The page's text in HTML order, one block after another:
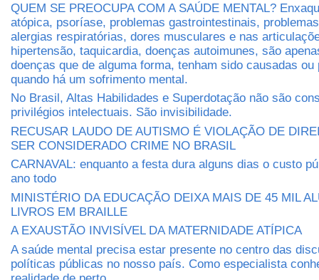
QUEM SE PREOCUPA COM A SAÚDE MENTAL?
atópica, psoríase, problemas gastrointestinais,
alergias respiratórias, dores musculares e nas
hipertensão, taquicardia, doenças autoimunes, são
doenças que de alguma forma, tenham sido causadas ou
quando há um sofrimento mental.
No Brasil, Altas Habilidades e Superdotação não são
privilégios intelectuais. São invisibilidade.
RECUSAR LAUDO DE AUTISMO É VIOLAÇÃO DE
SER CONSIDERADO CRIME NO BRASIL
CARNAVAL: enquanto a festa dura alguns dias o custo
ano todo
MINISTÉRIO DA EDUCAÇÃO DEIXA MAIS DE 45 MIL
LIVROS EM BRAILLE
A EXAUSTÃO INVISÍVEL DA MATERNIDADE ATÍPICA
A saúde mental precisa estar presente no centro das
políticas públicas no nosso país. Como especialista